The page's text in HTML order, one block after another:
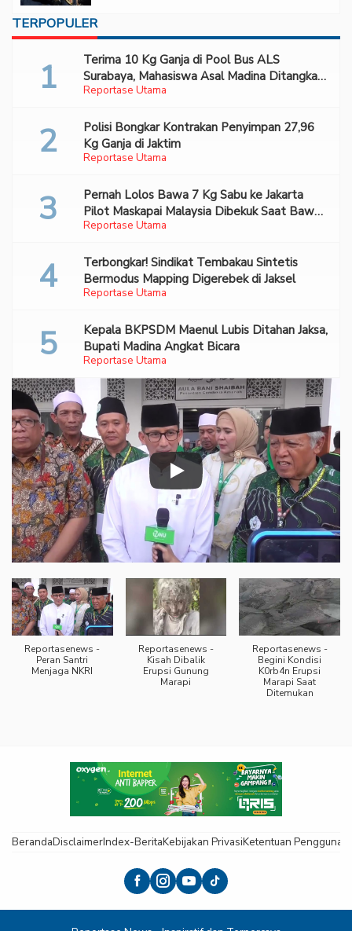
TERPOPULER
Reportase Utama
Terima 10 Kg Ganja di Pool Bus ALS
Surabaya, Mahasiswa Asal Madina Ditangkap
Bareskrim
Reportase Utama
Polisi Bongkar Kontrakan Penyimpan 27,96
Kg Ganja di Jaktim
Reportase Utama
Pernah Lolos Bawa 7 Kg Sabu ke Jakarta
Pilot Maskapai Malaysia Dibekuk Saat Bawa
70 Ribu Pil Ekstasi Di Bandara Soetta
Reportase Utama
Terbongkar! Sindikat Tembakau Sintetis
Bermodus Mapping Digerebek di Jaksel
Reportase Utama
Kepala BKPSDM Maenul Lubis Ditahan Jaksa,
Bupati Madina Angkat Bicara
Reportasenews -
Peran Santri
Menjaga NKRI
Reportasenews -
Kisah Dibalik
Erupsi Gunung
Marapi
Reportasenews -
Begini Kondisi
K0rb4n Erupsi
Marapi Saat
Ditemukan
BerandaDisclaimerIndex-BeritaKebijakan PrivasiKetentuan Pengguna